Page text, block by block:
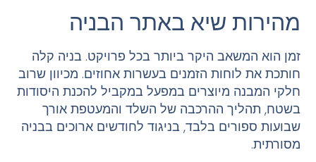
מהירות שיא באתר הבניה
זמן הוא המשאב היקר ביותר בכל פרויקט. בניה קלה
חותכת את לוחות הזמנים בעשרות אחוזים. מכיוון שרוב
חלקי המבנה מיוצרים במפעל במקביל להכנת היסודות
בשטח, תהליך ההרכבה של השלד והמעטפת אורך
שבועות ספורים בלבד, בניגוד לחודשים ארוכים בבניה
מסורתית.